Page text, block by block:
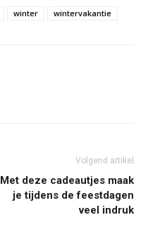
winter wintervakantie
Volgend artikel
Met deze cadeautjes maak
je tijdens de feestdagen
veel indruk